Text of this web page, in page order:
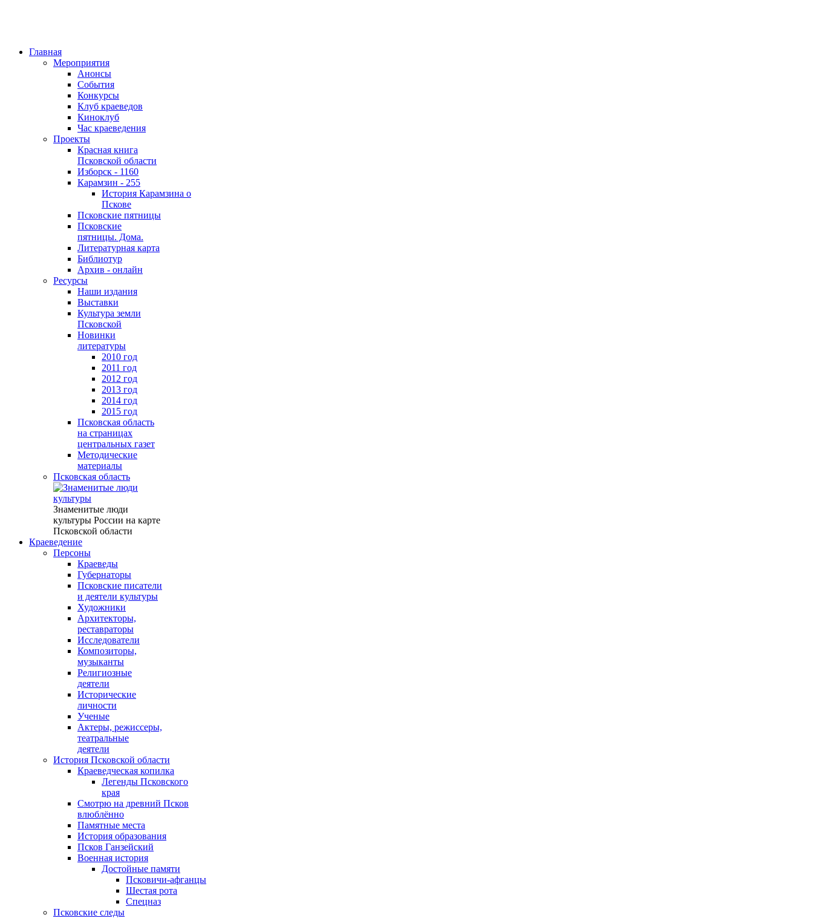
Главная
Мероприятия
Анонсы
События
Конкурсы
Клуб краеведов
Киноклуб
Час краеведения
Проекты
Красная книга
Псковской области
Изборск - 1160
Карамзин - 255
История Карамзина о
Пскове
Псковские пятницы
Псковские
пятницы. Дома.
Литературная карта
Библиотур
Архив - онлайн
Ресурсы
Наши издания
Выставки
Культура земли
Псковской
Новинки
литературы
2010 год
2011 год
2012 год
2013 год
2014 год
2015 год
Псковская область
на страницах
центральных газет
Методические
материалы
Псковская область
Знаменитые люди
культуры России на карте
Псковской области
Краеведение
Персоны
Краеведы
Губернаторы
Псковские писатели
и деятели культуры
Художники
Архитекторы,
реставраторы
Исследователи
Композиторы,
музыканты
Религиозные
деятели
Исторические
личности
Ученые
Актеры, режиссеры,
театральные
деятели
История Псковской области
Краеведческая копилка
Легенды Псковского
края
Смотрю на древний Псков
влюблённо
Памятные места
История образования
Псков Ганзейский
Военная история
Достойные памяти
Псковичи-афганцы
Шестая рота
Спецназ
Псковские следы